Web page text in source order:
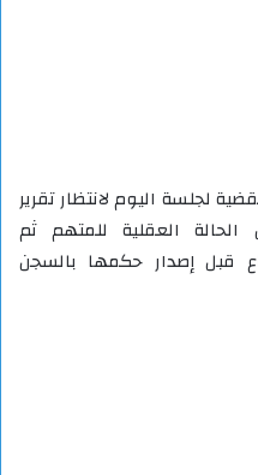
لجلسة اليوم لانتظار تقرير
العقلية للمتهم ثم
قبل إصدار حكمها بالسجن